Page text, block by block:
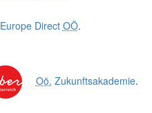
Europe Direct OÖ.
Oö. Zukunftsakademie.